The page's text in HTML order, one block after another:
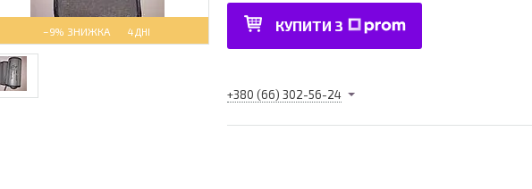
–9% 4 ДНІ КУПИТИ З
+380 (66) 302-56-24